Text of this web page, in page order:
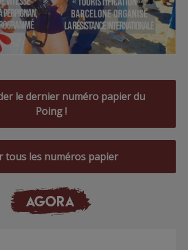
le dernier numéro papier du
Poing !
tous les numéros papier
AGORA